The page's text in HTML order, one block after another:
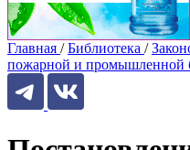
Главная / Библиотека /
пожарной и промышленной